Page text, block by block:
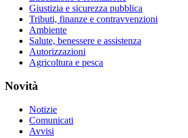
Giustizia e sicurezza pubblica
Tributi, finanze e contravvenzioni
Ambiente
Salute, benessere e assistenza
Autorizzazioni
Agricoltura e pesca
Novità
Notizie
Comunicati
Avvisi